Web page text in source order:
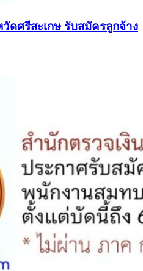
ดศรีสะเกษ รับสมัครลูกจ้าง